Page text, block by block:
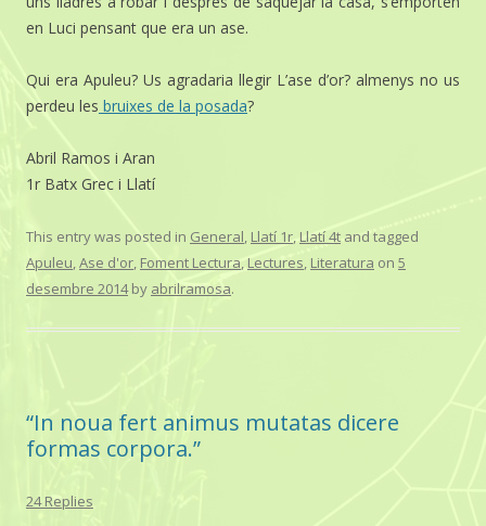
en Luci pensant que era un ase.
Qui era Apuleu? Us agradaria llegir L’ase d’or? almenys no us
perdeu les bruixes de la posada?
Abril Ramos i Aran
1r Batx Grec i Llatí
This entry was posted in General, Llatí 1r, Llatí 4t and tagged
Apuleu,Ase d'or, Foment Lectura,Lectures, Literatura on 5
desembre 2014by abrilramosa.
“In noua fert animus mutatas dicere
formas corpora.”
24 Replies